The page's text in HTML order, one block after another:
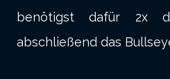
benötigst dafür 2x
abschließend das